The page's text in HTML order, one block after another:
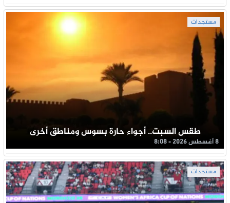
مستجدات
طقس السبت.. أجواء حارة بسوس ومناطق أخرى
8 أغسطس 2026 - 8:08
مستجدات